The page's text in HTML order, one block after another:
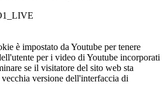
è impostato da Youtube per tenere
per i video di Youtube incorporati
se il visitatore del sito web sta
versione dell'interfaccia di